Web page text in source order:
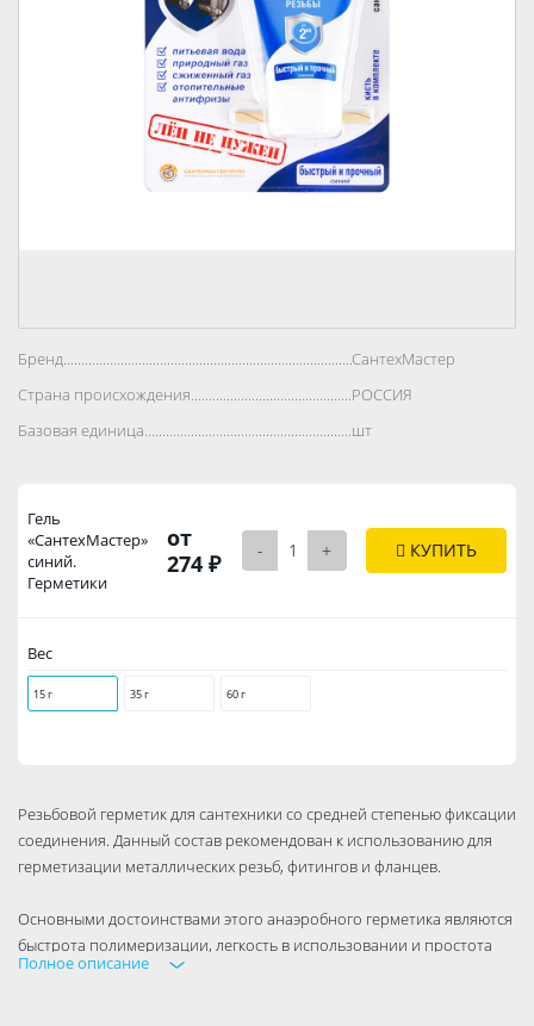
Бренд..................................................................................СантехМастер
Страна происхождения..................................................................................
РОССИЯ
Базовая единица..................................................................................
шт
Гель
«СантехМастер»
синий.
Герметики
от
274 ₽
- + КУПИТЬ
Вес
15 г 35 г 60 г
Резьбовой герметик для сантехники со средней степенью фиксации
соединения. Данный состав рекомендован к использованию для
герметизации металлических резьб, фитингов и фланцев.
Основными достоинствами этого анаэробного герметика являются
быстрота полимеризации, легкость в использовании и простота
последующего демонтажа соединения. Данный сантехнический
Полное описание